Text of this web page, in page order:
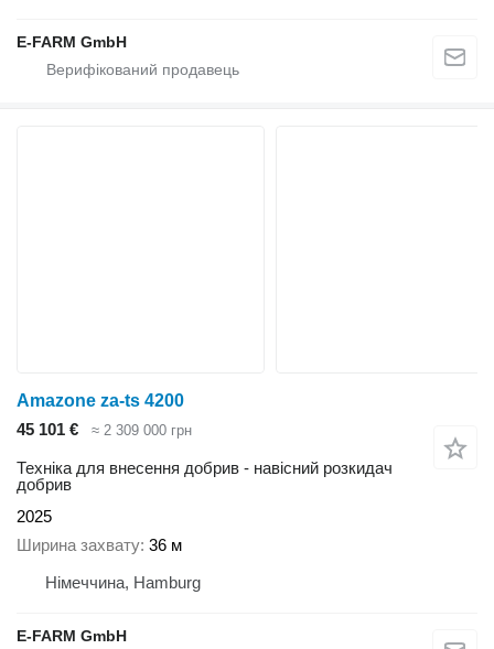
E-FARM GmbH
Amazone za-ts 4200
45 101 €
≈ 2 309 000 грн
Техніка для внесення добрив - навісний розкидач
добрив
2025
Ширина захвату 36 м
Німеччина, Hamburg
E-FARM GmbH